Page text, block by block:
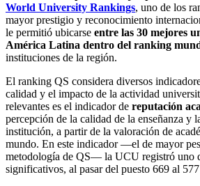
World University Rankings, uno de los
mayor prestigio y reconocimiento
le permitió ubicarse entre las 30 mejores
América Latina dentro del ranking
instituciones de la región.
El ranking QS considera diversos
calidad y el impacto de la actividad
relevantes es el indicador de reputación
percepción de la calidad de la enseñanza y
institución, a partir de la valoración de
mundo. En este indicador —el de mayor
metodología de QS— la UCU registró uno
significativos, al pasar del puesto 669 al